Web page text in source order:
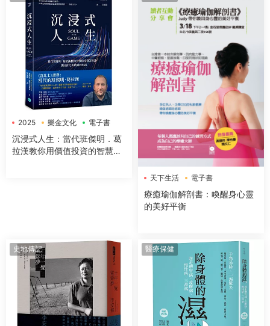
2025 樂金文化 電子書
沉浸式人生：當代班傑明．葛
拉漢教你用價值投資的智慧，
天下生活 電子書
療癒瑜伽解剖書：喚醒身心靈
的美好平衡
史地傳記 醫療保健